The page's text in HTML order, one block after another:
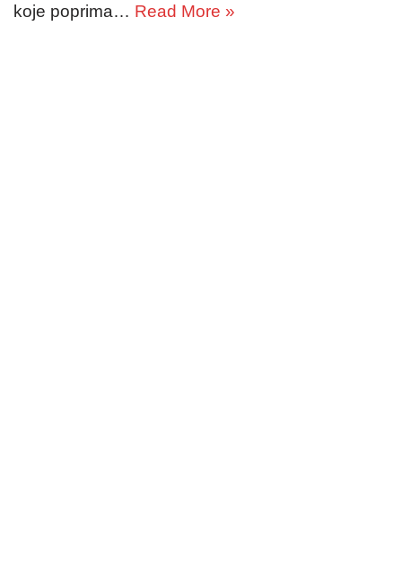
koje poprima… Read More »